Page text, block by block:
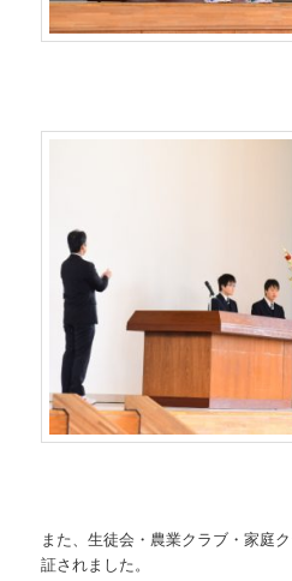
また、生徒会・農業クラブ・家庭
証されました。